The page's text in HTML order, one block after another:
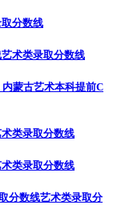
分数线
艺术类录取分数线
蒙古艺术本科提前C
类录取分数线
类录取分数线
分数线艺术类录取分